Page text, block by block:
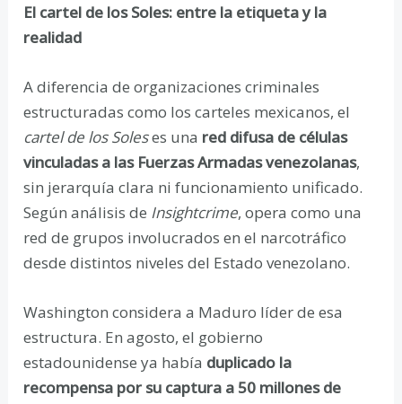
El cartel de los Soles: entre la etiqueta y la
realidad
A diferencia de organizaciones criminales
estructuradas como los carteles mexicanos, el
cartel de los Soleses una red difusa de células
vinculadas a las Fuerzas Armadas venezolanas,
sin jerarquía clara ni funcionamiento unificado.
Según análisis de Insightcrime, opera como una
red de grupos involucrados en el narcotráfico
desde distintos niveles del Estado venezolano.
Washington considera a Maduro líder de esa
estructura. En agosto, el gobierno
estadounidense ya había duplicado la
recompensa por su captura a 50 millones de